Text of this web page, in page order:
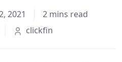
2021
2 mins read
clickfin